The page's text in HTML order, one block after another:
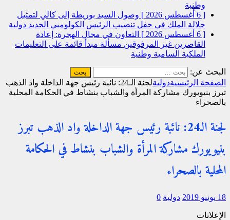
وطنية
[ 6 أغسطس 2026 ]
وصول السيد بوريطة إلى كالي لتمثيل
جلالة الملك في حفل تنصيب الرئيس الكولومبي الجديد دولية
[ 6 أغسطس 2026 ]
التعاون في مجال الهجرة: إعادة
القاصرين غير المرفوقين مسألة مبدأ قائمة على التعليمات
الملكية السامية وطنية
البحث عن:
الصفحة الرئيسيةدولية
لجنة الـ24: نائبة رئيس جهة الداخلة واد الذهب
تبرز بنيويورك مشاركة المرأة والشباب بنشاط في الحكامة المحلية
بالصحراء
لجنة الـ24: نائبة رئيس جهة الداخلة واد الذهب تبرز
بنيويورك مشاركة المرأة والشباب بنشاط في الحكامة
المحلية بالصحراء
18 يونيو 2019 دولية 0
الإعلانات